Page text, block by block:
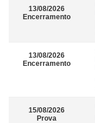
13/08/2026
Encerramento
13/08/2026
Encerramento
15/08/2026
Prova